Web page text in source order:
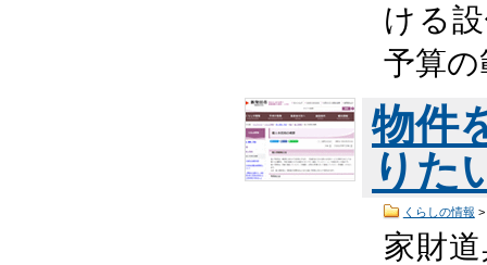
ける
予算
物件
りた
くらしの情報 >
家財